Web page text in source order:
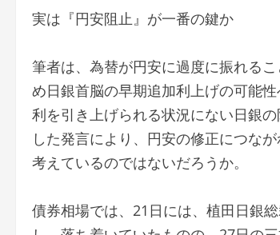
実は『円安阻止』が一番の鍵か
筆者は、為替が円安に過度に振れる
め日銀首脳の早期追加利上げの可能
利を引き上げられる状況にない日銀
した発言により、円安の修正につな
考えているのではないだろうか。
債券相場では、21日には、植田日銀